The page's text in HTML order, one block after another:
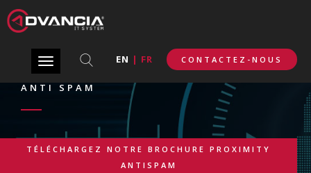
EN | FR CONTACTEZ-NOUS
Toggle
ANTI SPAM
TÉLÉCHARGEZ NOTRE BROCHURE PROXIMITY
ANTISPAM